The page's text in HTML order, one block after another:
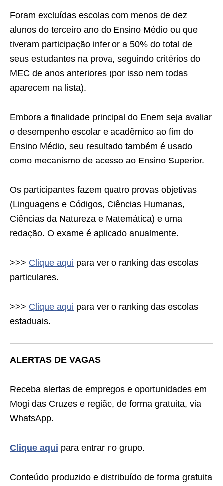
Foram excluídas escolas com menos de dez
alunos do terceiro ano do Ensino Médio ou que
tiveram participação inferior a 50% do total de
seus estudantes na prova, seguindo critérios do
MEC de anos anteriores (por isso nem todas
aparecem na lista).
Embora a finalidade principal do Enem seja avaliar
o desempenho escolar e acadêmico ao fim do
Ensino Médio, seu resultado também é usado
como mecanismo de acesso ao Ensino Superior.
Os participantes fazem quatro provas objetivas
(Linguagens e Códigos, Ciências Humanas,
Ciências da Natureza e Matemática) e uma
redação. O exame é aplicado anualmente.
>>> Clique aqui para ver o ranking das escolas
particulares.
>>> Clique aqui para ver o ranking das escolas
estaduais.
ALERTAS DE VAGAS
Receba alertas de empregos e oportunidades em
Mogi das Cruzes e região, de forma gratuita, via
WhatsApp.
Clique aqui para entrar no grupo.
Conteúdo produzido e distribuído de forma gratuita